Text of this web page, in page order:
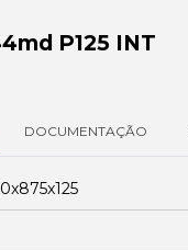
P125 INT
DOCUMENTAÇÃO